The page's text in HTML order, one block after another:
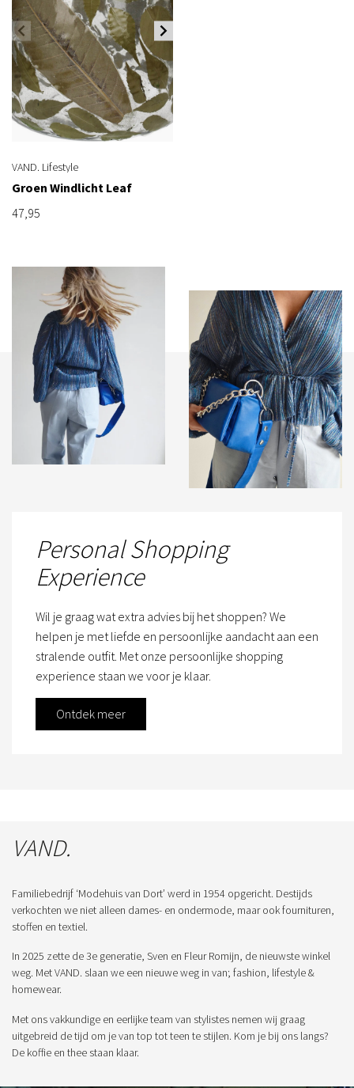
VAND. Lifestyle
Groen Windlicht Leaf
47,95
Personal Shopping
Experience
Wil je graag wat extra advies bij het shoppen? We
helpen je met liefde en persoonlijke aandacht aan een
stralende outfit. Met onze persoonlijke shopping
experience staan we voor je klaar.
Ontdek meer
VAND.
Familiebedrijf ‘Modehuis van Dort’ werd in 1954 opgericht. Destijds
verkochten we niet alleen dames- en ondermode, maar ook fournituren,
stoffen en textiel.
In 2025 zette de 3e generatie, Sven en Fleur Romijn, de nieuwste winkel
weg. Met VAND. slaan we een nieuwe weg in van; fashion, lifestyle &
homewear.
Met ons vakkundige en eerlijke team van stylistes nemen wij graag
uitgebreid de tijd om je van top tot teen te stijlen. Kom je bij ons langs?
De koffie en thee staan klaar.